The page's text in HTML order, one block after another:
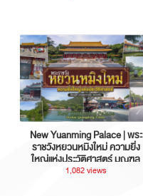
New Yuanming Palace | พระ
ราชวังหยวนหมิงใหม่ ความยิ่ง
ใหญ่แห่งประวัติศาสตร์ มณฑล
กวางตุ้ง ประเทศจีน
1,082 views